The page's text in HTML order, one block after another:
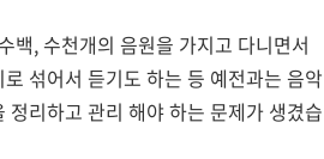
백, 수천개의 음원을 가지고 다니면서
섞어서 듣기도 하는 등 예전과는 음악
리하고 관리 해야 하는 문제가 생겼습